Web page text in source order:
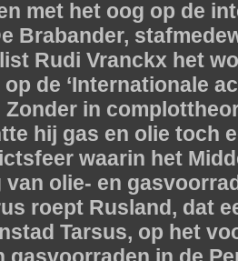
met het oog op de
Brabander,
Rudi Vranckx het
de ‘Internationale
Zonder in
hij gas en olie toch
waarin het
olie- en
roept Rusland, dat
Tarsus, op het